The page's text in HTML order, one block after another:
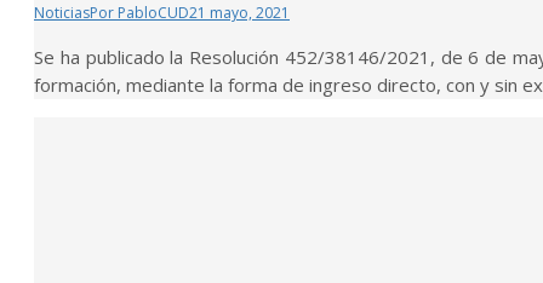
NoticiasPor PabloCUD21 mayo, 2021
Se ha publicado la Resolución 452/38146/2021, de 6 de
formación, mediante la forma de ingreso directo, con y sin